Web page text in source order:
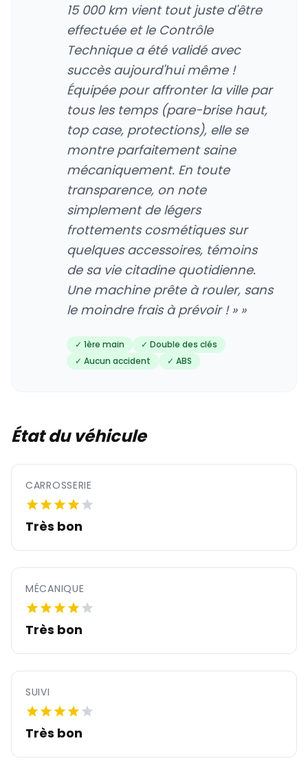
15 000 km vient tout juste d'être
effectuée et le Contrôle
Technique a été validé avec
succès aujourd'hui même !
Équipée pour affronter la ville par
tous les temps (pare-brise haut,
top case, protections), elle se
montre parfaitement saine
mécaniquement. En toute
transparence, on note
simplement de légers
frottements cosmétiques sur
quelques accessoires, témoins
de sa vie citadine quotidienne.
Une machine prête à rouler, sans
le moindre frais à prévoir ! » »
✓ 1ère main
✓ Double des clés
✓ Aucun accident
✓ ABS
État du véhicule
CARROSSERIE
Très bon
MÉCANIQUE
Très bon
SUIVI
Très bon